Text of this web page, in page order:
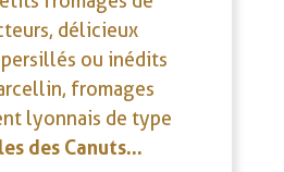
délicieux
ou inédits
fromages
lyonnais de type
des Canuts…